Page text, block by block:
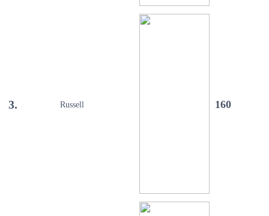
3. Russell 160